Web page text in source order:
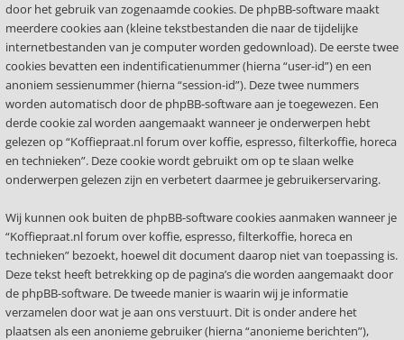
door het gebruik van zogenaamde cookies. De phpBB-software maakt
meerdere cookies aan (kleine tekstbestanden die naar de tijdelijke
internetbestanden van je computer worden gedownload). De eerste twee
cookies bevatten een indentificatienummer (hierna “user-id”) en een
anoniem sessienummer (hierna “session-id”). Deze twee nummers
worden automatisch door de phpBB-software aan je toegewezen. Een
derde cookie zal worden aangemaakt wanneer je onderwerpen hebt
gelezen op “Koffiepraat.nl forum over koffie, espresso, filterkoffie, horeca
en technieken”. Deze cookie wordt gebruikt om op te slaan welke
onderwerpen gelezen zijn en verbetert daarmee je gebruikerservaring.
Wij kunnen ook buiten de phpBB-software cookies aanmaken wanneer je
“Koffiepraat.nl forum over koffie, espresso, filterkoffie, horeca en
technieken” bezoekt, hoewel dit document daarop niet van toepassing is.
Deze tekst heeft betrekking op de pagina’s die worden aangemaakt door
de phpBB-software. De tweede manier is waarin wij je informatie
verzamelen door wat je aan ons verstuurt. Dit is onder andere het
plaatsen als een anonieme gebruiker (hierna “anonieme berichten”),